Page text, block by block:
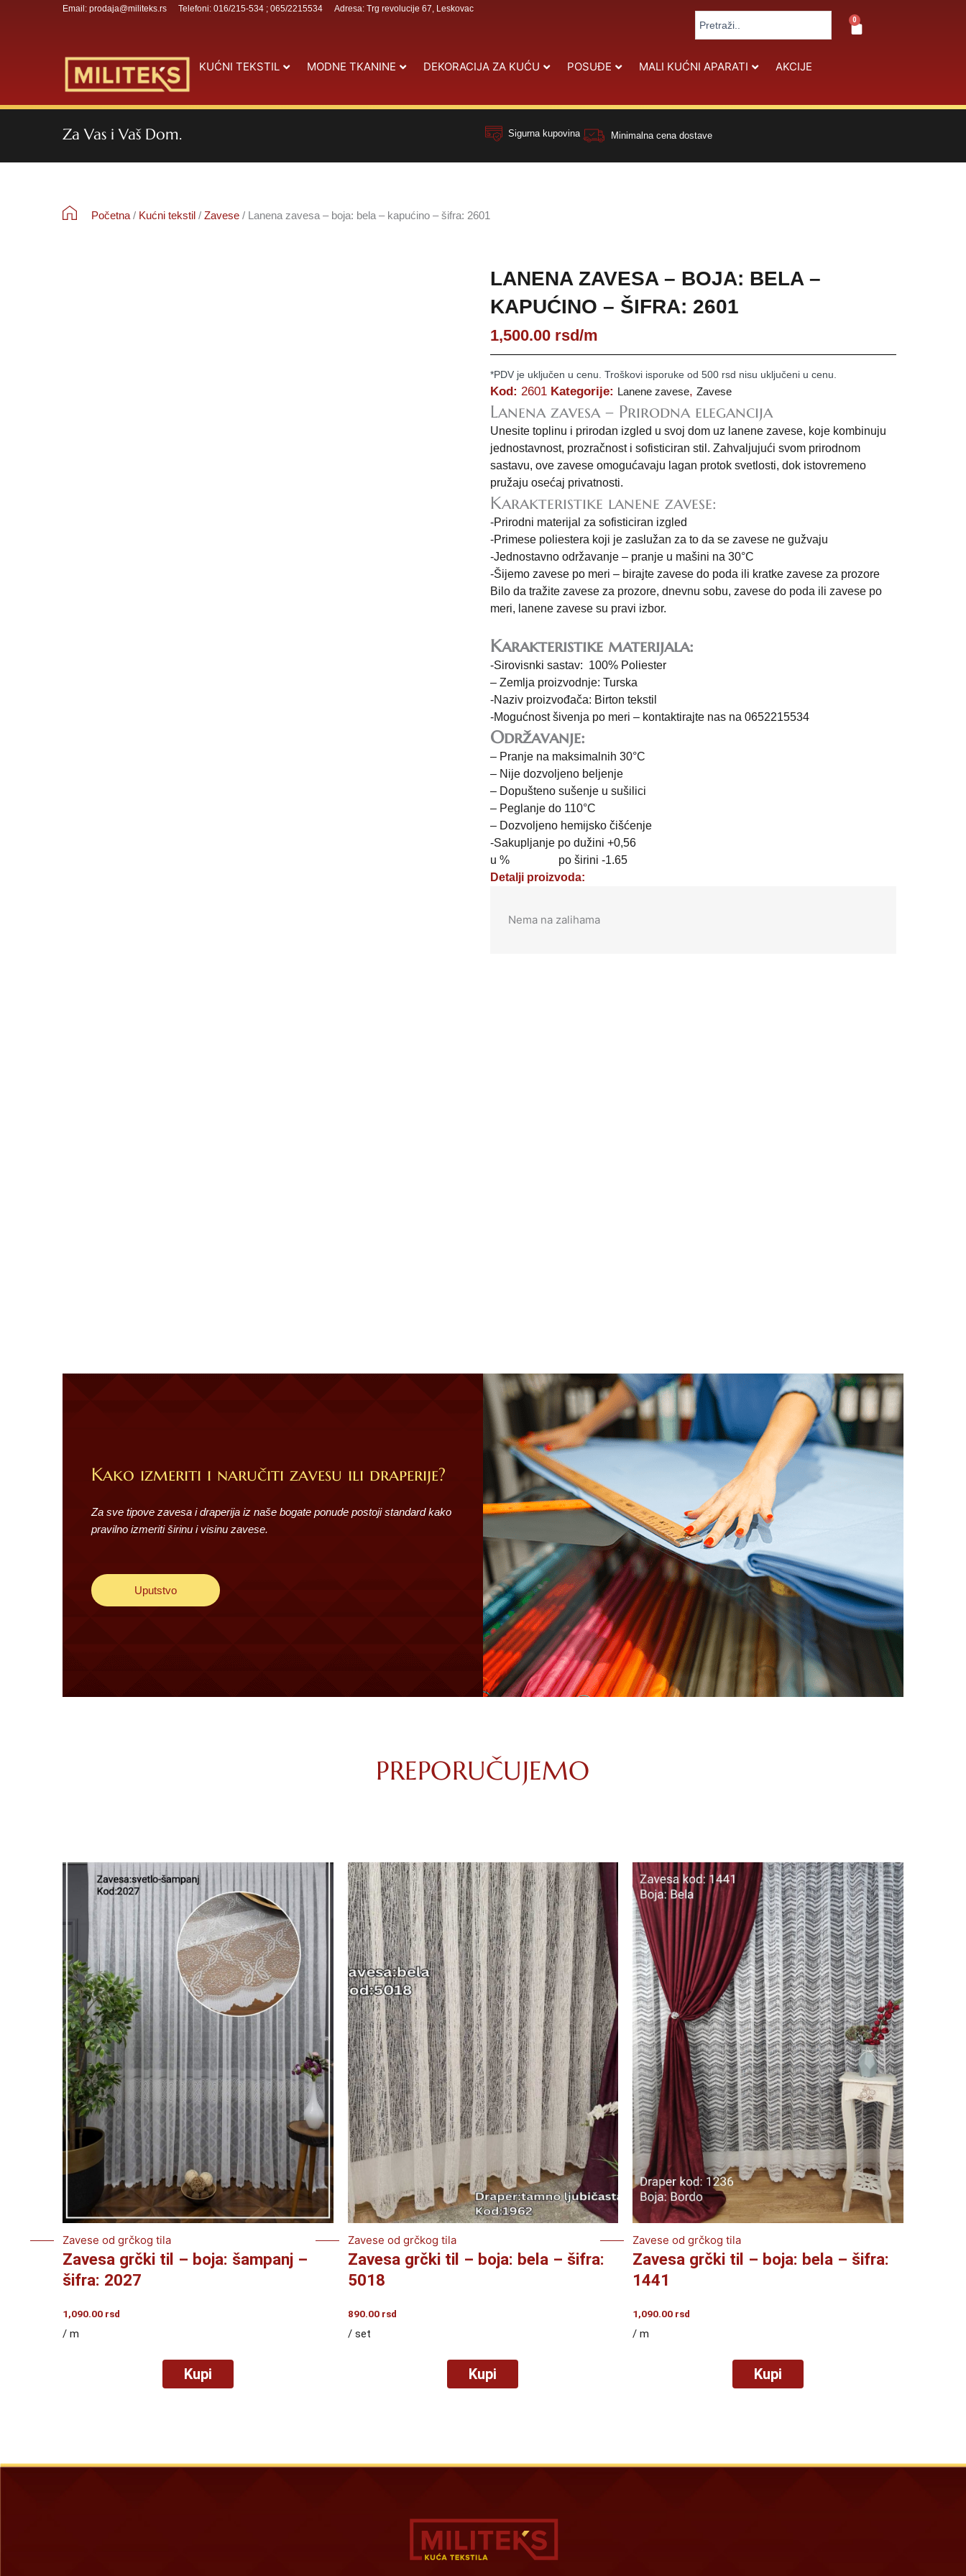
Email: prodaja@militeks.rs Telefoni: 016/215-534 ; 065/2215534 Adresa: Trg revolucije 67, Leskovac
...
0
Cart
KUĆNI TEKSTIL MODNE TKANINE DEKORACIJA ZA KUĆU POSUĐE MALI KUĆNI APARATI AKCIJE
Za Vas i Vaš Dom. Sigurna kupovina Minimalna cena dostave
Početna / Kućni tekstil / Zavese / Lanena zavesa – boja: bela – kapućino – šifra: 2601
LANENA ZAVESA – BOJA: BELA –
KAPUĆINO – ŠIFRA: 2601
1,500.00 rsd/m
*PDV je uključen u cenu. Troškovi isporuke od 500 rsd nisu uključeni u cenu.
Kod: 2601 Kategorije: Lanene zavese, Zavese
Lanena zavesa – Prirodna elegancija
Unesite toplinu i prirodan izgled u svoj dom uz lanene zavese, koje kombinuju
jednostavnost, prozračnost i sofisticiran stil. Zahvaljujući svom prirodnom
sastavu, ove zavese omogućavaju lagan protok svetlosti, dok istovremeno
pružaju osećaj privatnosti.
Karakteristike lanene zavese:
-Prirodni materijal za sofisticiran izgled
-Primese poliestera koji je zaslužan za to da se zavese ne gužvaju
-Jednostavno održavanje – pranje u mašini na 30°C
-Šijemo zavese po meri – birajte zavese do poda ili kratke zavese za prozore
Bilo da tražite zavese za prozore, dnevnu sobu, zavese do poda ili zavese po
meri, lanene zavese su pravi izbor.
Karakteristike materijala:
-Sirovisnki sastav: 100% Poliester
– Zemlja proizvodnje: Turska
-Naziv proizvođača: Birton tekstil
-Mogućnost šivenja po meri – kontaktirajte nas na 0652215534
Održavanje:
– Pranje na maksimalnih 30°C
– Nije dozvoljeno beljenje
– Dopušteno sušenje u sušilici
– Peglanje do 110°C
– Dozvoljeno hemijsko čišćenje
-Sakupljanje po dužini +0,56
u % po širini -1.65
Detalji proizvoda:
Nema na zalihama
Kako izmeriti i naručiti zavesu ili draperije?
Za sve tipove zavesa i draperija iz naše bogate ponude postoji standard kako
pravilno izmeriti širinu i visinu zavese.
Uputstvo
PREPORUČUJEMO
Zavese od grčkog tila
Zavesa grčki til – boja: šampanj –
šifra: 2027
1,090.00 rsd
/ m
Kupi
Zavese od grčkog tila
Zavesa grčki til – boja: bela – šifra:
5018
890.00rsd
/ set
Kupi
Zavese od grčkog tila
Zavesa grčki til – boja: bela – šifra:
1441
1,090.00 rsd
/ m
Kupi